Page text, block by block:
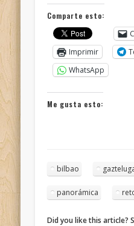
Comparte esto:
Imprimir
WhatsApp
Me gusta esto:
bilbao
panorámica
Did you like this article?